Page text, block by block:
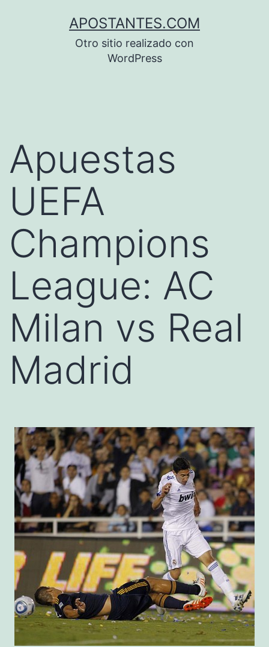
APOSTANTES.COM
Otro sitio realizado con
WordPress
Apuestas
UEFA
Champions
League: AC
Milan vs Real
Madrid